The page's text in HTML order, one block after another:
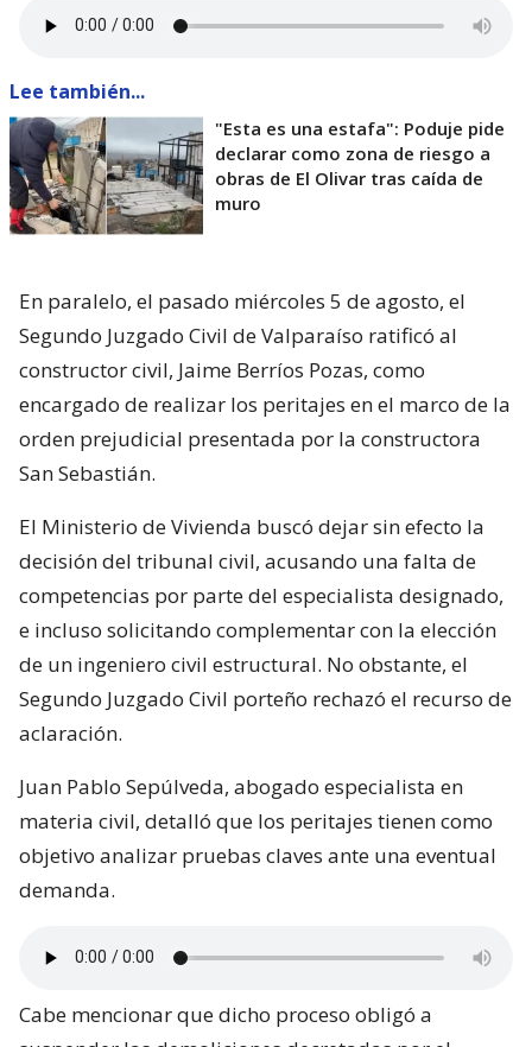
Lee también...
"Esta es una estafa": Poduje pide
declarar como zona de riesgo a
obras de El Olivar tras caída de
muro
En paralelo, el pasado miércoles 5 de agosto, el
Segundo Juzgado Civil de Valparaíso ratificó al
constructor civil, Jaime Berríos Pozas, como
encargado de realizar los peritajes en el marco de la
orden prejudicial presentada por la constructora
San Sebastián.
El Ministerio de Vivienda buscó dejar sin efecto la
decisión del tribunal civil, acusando una falta de
competencias por parte del especialista designado,
e incluso solicitando complementar con la elección
de un ingeniero civil estructural. No obstante, el
Segundo Juzgado Civil porteño rechazó el recurso de
aclaración.
Juan Pablo Sepúlveda, abogado especialista en
materia civil, detalló que los peritajes tienen como
objetivo analizar pruebas claves ante una eventual
demanda.
Cabe mencionar que dicho proceso obligó a